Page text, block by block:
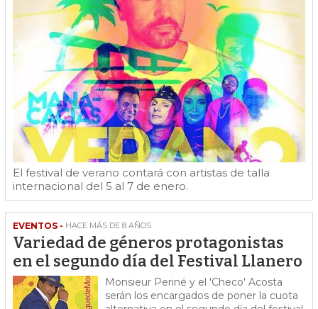
El festival de verano contará con artistas de talla
internacional del 5 al 7 de enero.
EVENTOS - HACE MÁS DE 8 AÑOS
Variedad de géneros protagonistas
en el segundo día del Festival Llanero
Monsieur Periné y el 'Checo' Acosta
serán los encargados de poner la cuota